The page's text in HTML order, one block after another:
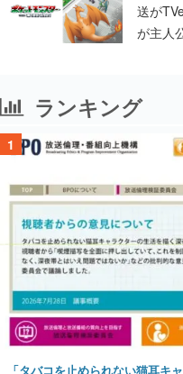
送が
が主人
ランキング
1
「タバコを止められない猫耳キ